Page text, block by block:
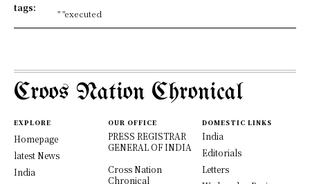
tags:
" "executed
Croos Nation Chronical
EXPLORE
Homepage
latest News
India
OUR OFFICE
PRESS REGISTRAR
GENERAL OF INDIA
Cross Nation
Chronical
DOMESTIC LINKS
India
Editorials
Letters